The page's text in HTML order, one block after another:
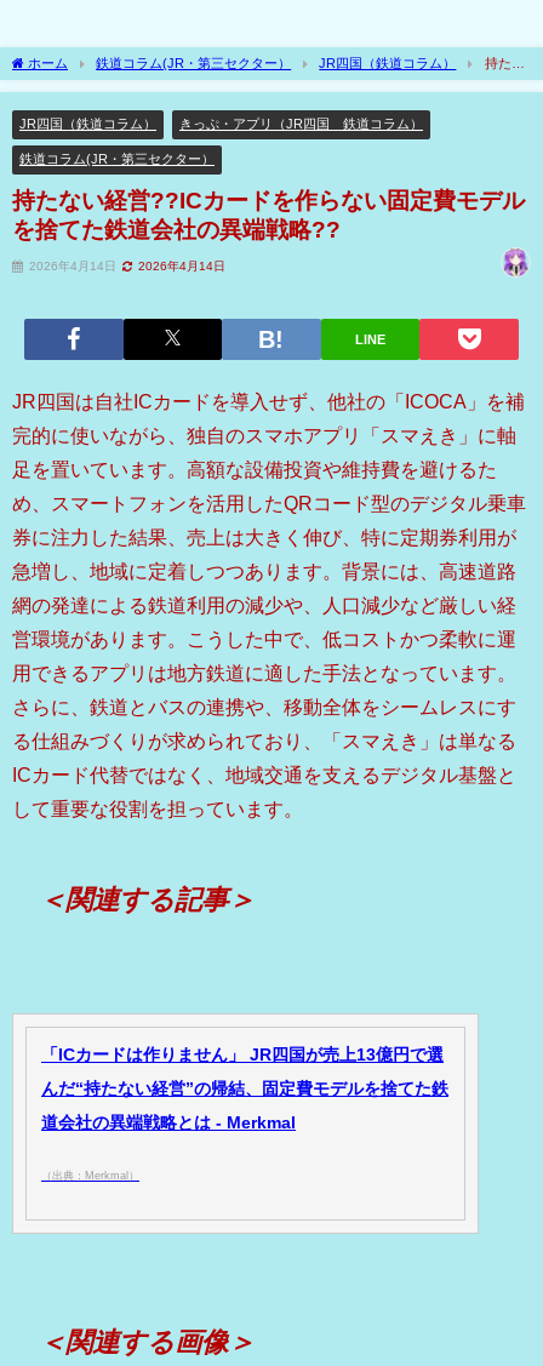
ホーム 鉄道コラム(JR・第三セクター） JR四国（鉄道コラム）
持たな
い経営??ICカードを作らない固定費モデルを捨てた鉄道会社の異端戦略??
JR四国（鉄道コラム） きっぷ・アプリ（JR四国 鉄道コラム）
鉄道コラム(JR・第三セクター）
持たない経営??ICカードを作らない固定費モデル
を捨てた鉄道会社の異端戦略??
2026年4月14日 2026年4月14日
LINE
JR四国は自社ICカードを導入せず、他社の「ICOCA」を補
完的に使いながら、独自のスマホアプリ「スマえき」に軸
足を置いています。高額な設備投資や維持費を避けるた
め、スマートフォンを活用したQRコード型のデジタル乗車
券に注力した結果、売上は大きく伸び、特に定期券利用が
急増し、地域に定着しつつあります。背景には、高速道路
網の発達による鉄道利用の減少や、人口減少など厳しい経
営環境があります。こうした中で、低コストかつ柔軟に運
用できるアプリは地方鉄道に適した手法となっています。
さらに、鉄道とバスの連携や、移動全体をシームレスにす
る仕組みづくりが求められており、「スマえき」は単なる
ICカード代替ではなく、地域交通を支えるデジタル基盤と
して重要な役割を担っています。
＜関連する記事＞
「ICカードは作りません」 JR四国が売上13億円で選
んだ“持たない経営”の帰結、固定費モデルを捨てた鉄
道会社の異端戦略とは - Merkmal
（出典：Merkmal）
＜関連する画像＞